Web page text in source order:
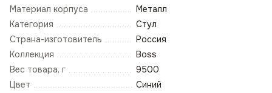
Материал корпуса
Металл
Категория
Стул
Страна-изготовитель
Россия
Коллекция
Boss
Вес товара, г
9500
Цвет
Синий